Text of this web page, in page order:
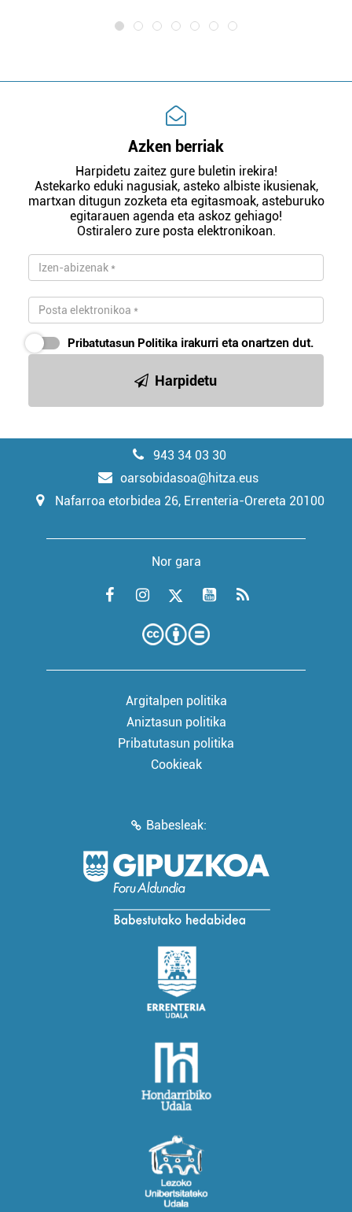
Azken berriak
Harpidetu zaitez gure buletin irekira!
Astekarko eduki nagusiak, asteko albiste ikusienak,
martxan ditugun zozketa eta egitasmoak, asteburuko
egitarauen agenda eta askoz gehiago!
Ostiralero zure posta elektronikoan.
Pribatutasun Politika irakurri eta onartzen dut.
Harpidetu
943 34 03 30
oarsobidasoa@hitza.eus
Nafarroa etorbidea 26, Errenteria-Orereta 20100
Nor gara
Argitalpen politika
Aniztasun politika
Pribatutasun politika
Cookieak
Babesleak: